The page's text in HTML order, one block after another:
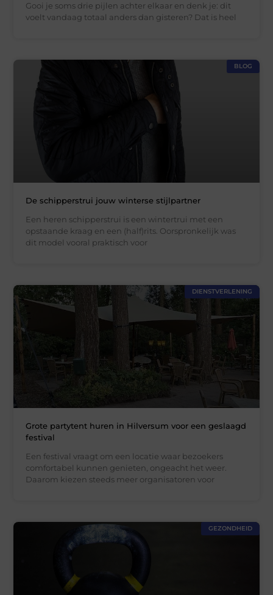
Gooi je soms drie pijlen achter elkaar en denk je: dit
voelt vandaag totaal anders dan gisteren? Dat is heel
BLOG
De schipperstrui jouw winterse stijlpartner
Een heren schipperstrui is een wintertrui met een
opstaande kraag en een (half)rits. Oorspronkelijk was
dit model vooral praktisch voor
DIENSTVERLENING
Grote partytent huren in Hilversum voor een geslaagd
festival
Een festival vraagt om een locatie waar bezoekers
comfortabel kunnen genieten, ongeacht het weer.
Daarom kiezen steeds meer organisatoren voor
GEZONDHEID